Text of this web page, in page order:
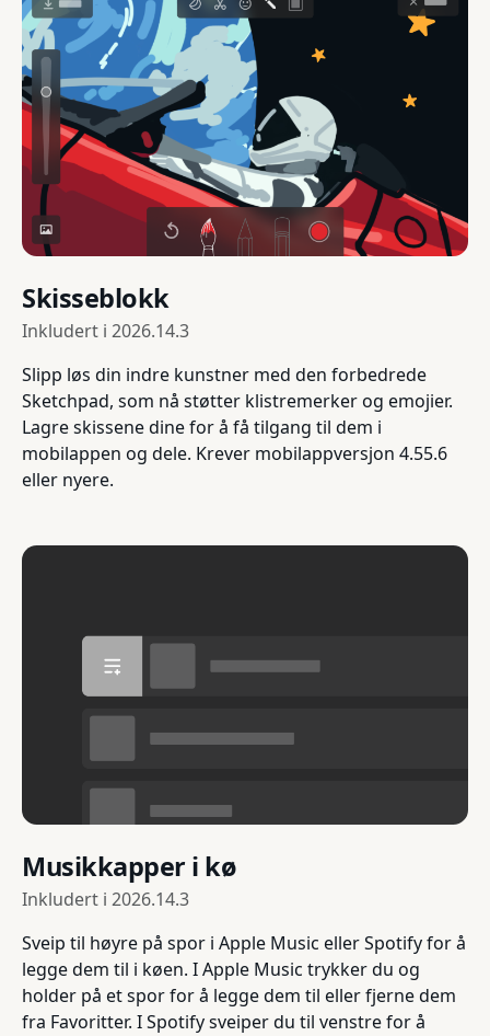
Skisseblokk
Inkludert i 2026.14.3
Slipp løs din indre kunstner med den forbedrede
Sketchpad, som nå støtter klistremerker og emojier.
Lagre skissene dine for å få tilgang til dem i
mobilappen og dele. Krever mobilappversjon 4.55.6
eller nyere.
Musikkapper i kø
Inkludert i 2026.14.3
Sveip til høyre på spor i Apple Music eller Spotify for å
legge dem til i køen. I Apple Music trykker du og
holder på et spor for å legge dem til eller fjerne dem
fra Favoritter. I Spotify sveiper du til venstre for å